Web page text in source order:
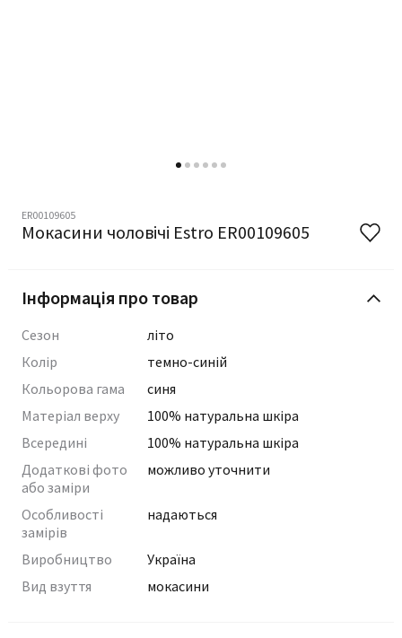
ER00109605
Мокасини чоловічі Estro ER00109605
Інформація про товар
Сезон
літо
Колір
темно-синій
Кольорова гама
синя
Матеріал верху
100% натуральна шкіра
Всередині
100% натуральна шкіра
Додаткові фото
або заміри
можливо уточнити
Особливості
замірів
надаються
Виробництво
Україна
Вид взуття
мокасини